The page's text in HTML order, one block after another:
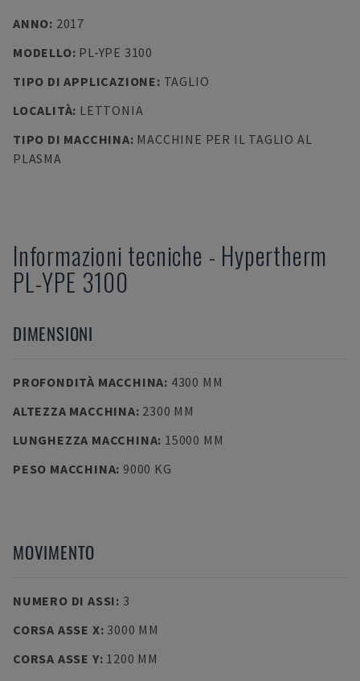
ANNO: 2017
MODELLO: PL-YPE 3100
TIPO DI APPLICAZIONE: TAGLIO
LOCALITÀ: LETTONIA
TIPO DI MACCHINA: MACCHINE PER IL TAGLIO AL
PLASMA
Informazioni tecniche - Hypertherm
PL-YPE 3100
DIMENSIONI
PROFONDITÀ MACCHINA: 4300 MM
ALTEZZA MACCHINA: 2300 MM
LUNGHEZZA MACCHINA: 15000 MM
PESO MACCHINA: 9000 KG
MOVIMENTO
NUMERO DI ASSI: 3
CORSA ASSE X: 3000 MM
CORSA ASSE Y: 1200 MM